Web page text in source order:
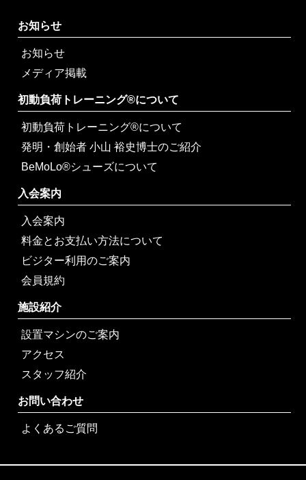
お知らせ
お知らせ
メディア掲載
初動負荷トレーニング®について
初動負荷トレーニング®について
発明・創始者 小山 裕史博士のご紹介
BeMoLo®シューズについて
入会案内
入会案内
料金とお支払い方法について
ビジター利用のご案内
会員規約
施設紹介
設置マシンのご案内
アクセス
スタッフ紹介
お問い合わせ
よくあるご質問